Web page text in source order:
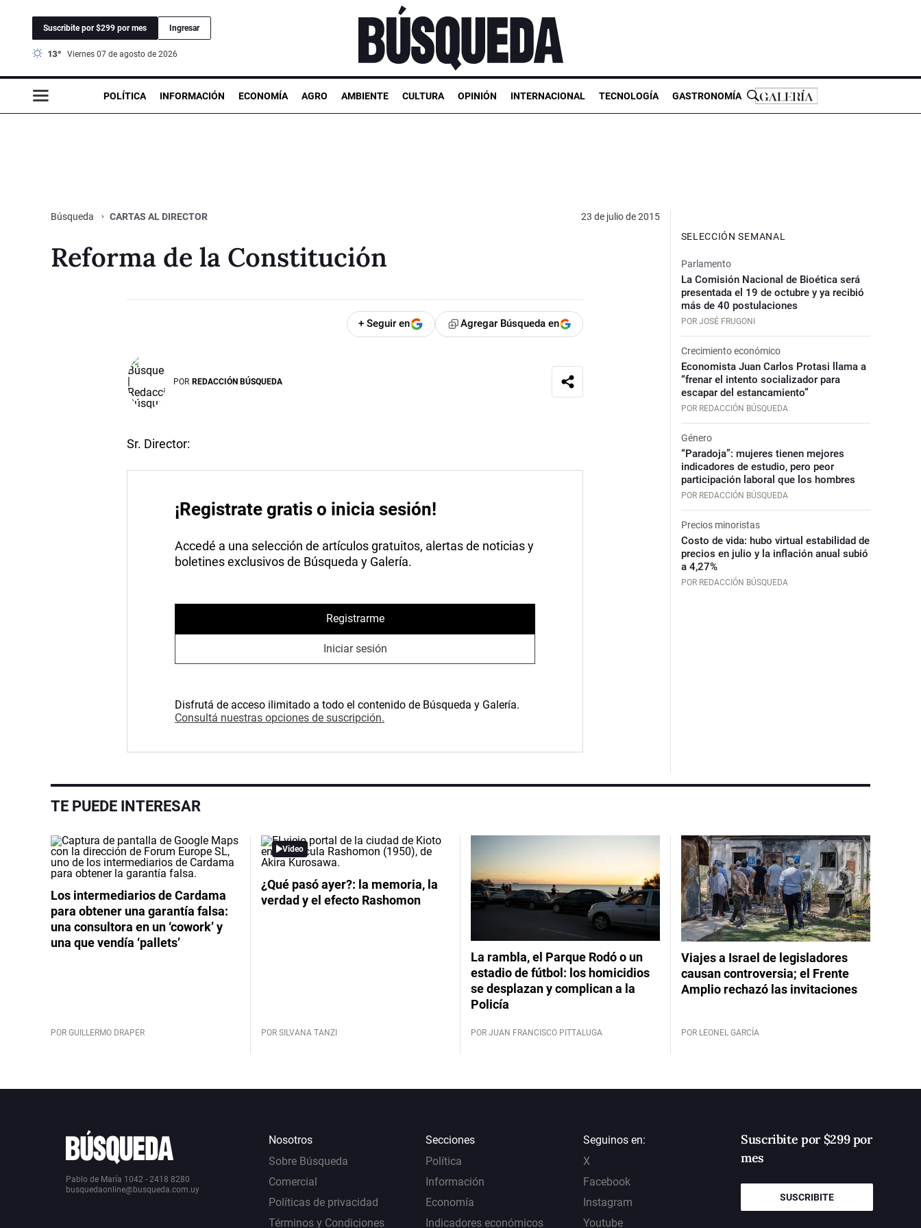
Suscribite por $299 por mes Ingresar
13° viernes 07 de agosto de 2026
POLÍTICA INFORMACIÓN ECONOMÍA AGRO AMBIENTE CULTURA OPINIÓN INTERNACIONAL TECNOLOGÍA GASTRONOMÍA
Búsqueda CARTAS AL DIRECTOR 23 de julio de 2015
Reforma de la Constitución
+ Seguir en Agregar Búsqueda en
POR REDACCIÓN BÚSQUEDA
Sr. Director:
¡Registrate gratis o inicia sesión!
Accedé a una selección de artículos gratuitos, alertas de noticias y
boletines exclusivos de Búsqueda y Galería.
Registrarme
Iniciar sesión
Disfrutá de acceso ilimitado a todo el contenido de Búsqueda y Galería.
Consultá nuestras opciones de suscripción.
SELECCIÓN SEMANAL
Parlamento
La Comisión Nacional de Bioética será
presentada el 19 de octubre y ya recibió
más de 40 postulaciones
POR JOSÉ FRUGONI
Crecimiento económico
Economista Juan Carlos Protasi llama a
“frenar el intento socializador para
escapar del estancamiento”
POR REDACCIÓN BÚSQUEDA
Género
“Paradoja”: mujeres tienen mejores
indicadores de estudio, pero peor
participación laboral que los hombres
POR REDACCIÓN BÚSQUEDA
Precios minoristas
Costo de vida: hubo virtual estabilidad de
precios en julio y la inflación anual subió
a 4,27%
POR REDACCIÓN BÚSQUEDA
TE PUEDE INTERESAR
Los intermediarios de Cardama
para obtener una garantía falsa:
una consultora en un ‘cowork’ y
una que vendía ‘pallets’
POR GUILLERMO DRAPER
Video
¿Qué pasó ayer?: la memoria, la
verdad y el efecto Rashomon
POR SILVANA TANZI
La rambla, el Parque Rodó o un
estadio de fútbol: los homicidios
se desplazan y complican a la
Policía
POR JUAN FRANCISCO PITTALUGA
Viajes a Israel de legisladores
causan controversia; el Frente
Amplio rechazó las invitaciones
POR LEONEL GARCÍA
Pablo de María 1042 - 2418 8280
busquedaonline@busqueda.com.uy
Nosotros
Sobre Búsqueda
Comercial
Políticas de privacidad
Términos y Condiciones
Secciones
Política
Información
Economía
Indicadores económicos
Seguinos en:
X
Facebook
Instagram
Youtube
Suscribite por $299 por
mes
SUSCRIBITE